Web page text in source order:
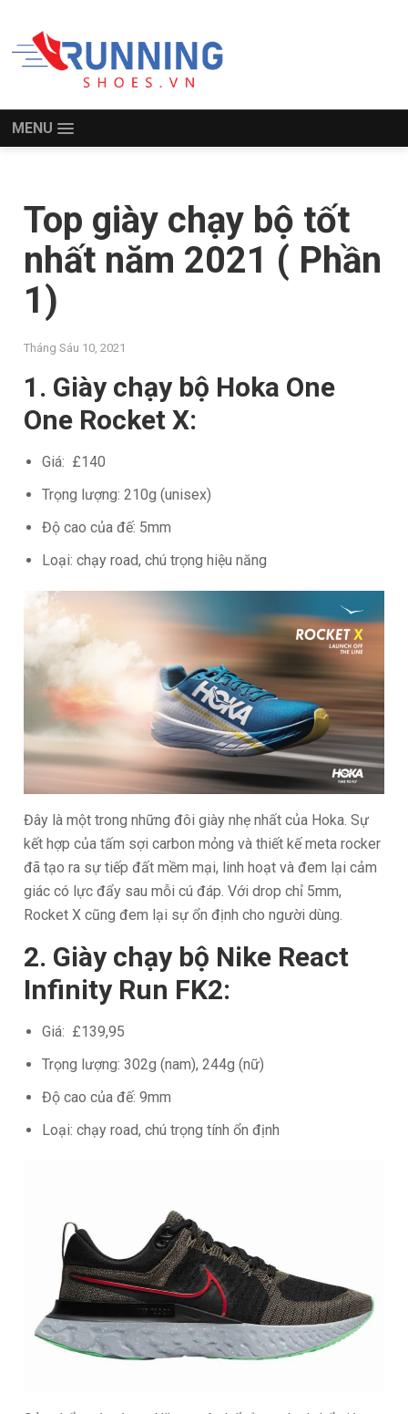
MENU
Top giày chạy bộ tốt
nhất năm 2021 ( Phần
1)
Tháng Sáu 10, 2021
1. Giày chạy bộ Hoka One
One Rocket X:
Giá: £140
Trọng lượng: 210g (unisex)
Độ cao của đế: 5mm
Loại: chạy road, chú trọng hiệu năng
Đây là một trong những đôi giày nhẹ nhất của Hoka. Sự
kết hợp của tấm sợi carbon mỏng và thiết kế meta rocker
đã tạo ra sự tiếp đất mềm mại, linh hoạt và đem lại cảm
giác có lực đẩy sau mỗi cú đáp. Với drop chỉ 5mm,
Rocket X cũng đem lại sự ổn định cho người dùng.
2. Giày chạy bộ Nike React
Infinity Run FK2:
Giá: £139,95
Trọng lượng: 302g (nam), 244g (nữ)
Độ cao của đế: 9mm
Loại: chạy road, chú trọng tính ổn định